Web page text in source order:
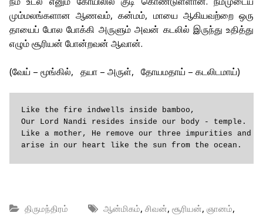
மும்மலங்களான ஆணவம், கன்மம், மாயை ஆகியவற்றை ஒரு
தாயைப் போல போக்கி அருளும் அவன் கடலில் இருந்து உதித்து
எழும் சூரியன் போன்றவன் ஆவான்.
(வேய் – மூங்கில், தயா – அருள், தோயமதாய் – கடலிடமாய்)
Like the fire indwells inside bamboo,
Our Lord Nandi resides inside our body - temple.
Like a mother, He remove our three impurities and
arise in our heart like the sun from the ocean.
திருமந்திரம் ஆன்மிகம், சிவன், சூரியன், ஞானம்,